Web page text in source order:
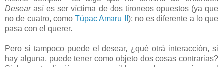
Desearasí es ser víctima de dos tironeos opuestos (ya que
no de cuatro, como Túpac Amaru II ); no es diferente a lo que
pasa con el querer.
Pero si tampoco puede el desear, ¿qué otrá interacción, si
hay alguna, puede tener como objeto dos cosas contrarias?